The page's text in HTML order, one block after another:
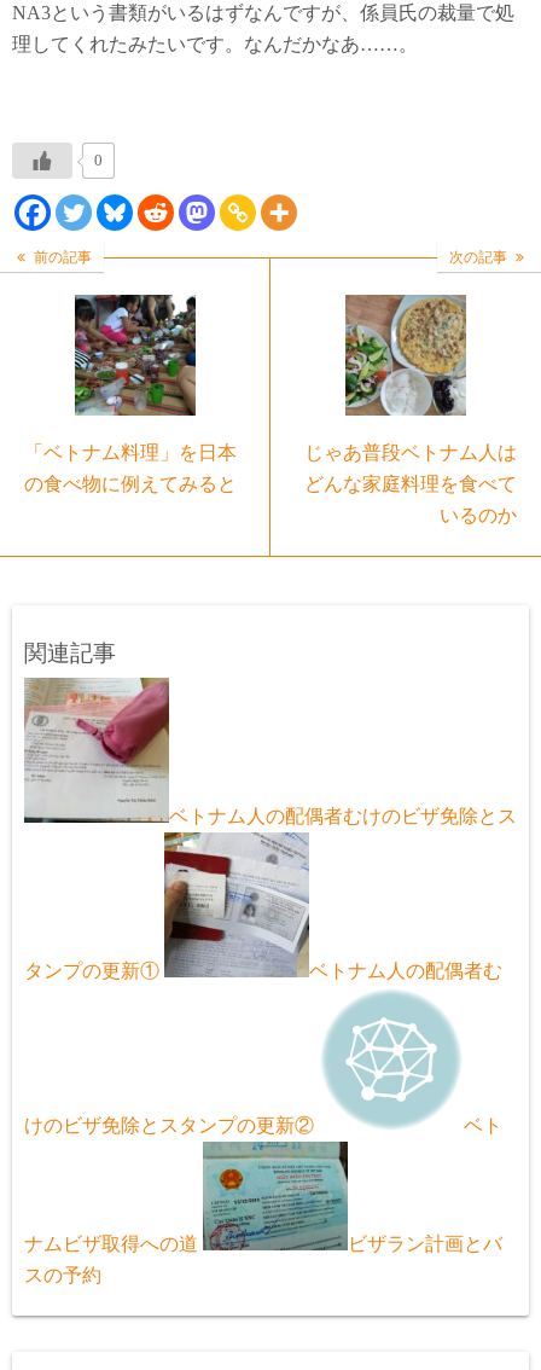
NA3という書類がいるはずなんですが、係員氏の裁量で処
理してくれたみたいです。なんだかなあ……。
0
前の記事
「ベトナム料理」を日本
の食べ物に例えてみると
次の記事
じゃあ普段ベトナム人は
どんな家庭料理を食べて
いるのか
関連記事
ベトナム人の配偶者むけのビザ免除とス
タンプの更新① ベトナム人の配偶者む
けのビザ免除とスタンプの更新② ベト
ナムビザ取得への道
ビザラン計画とバ
スの予約